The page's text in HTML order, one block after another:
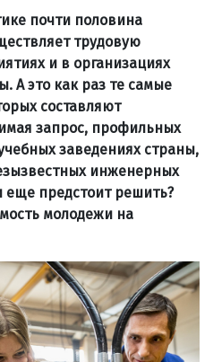
почти половина
трудовую
и в организациях
А это как раз те самые
составляют
запрос, профильных
заведениях страны,
инженерных
еще предстоит решить?
молодежи на